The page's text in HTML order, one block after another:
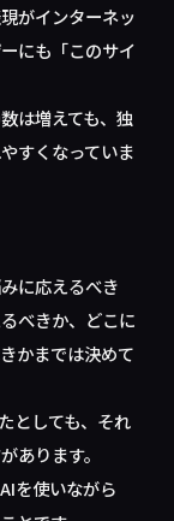
がインターネッ
にも「このサイ
は増えても、独
すくなっていま
に応えるべき
べきか、どこに
かまでは決めて
としても、それ
あります。
を使いながら